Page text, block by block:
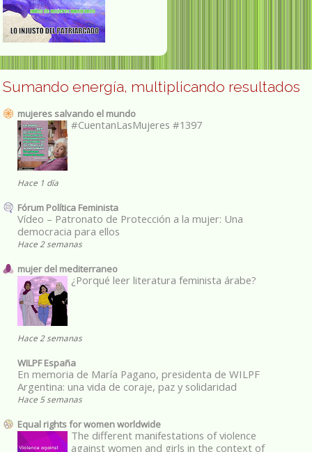
Sumando energía, multiplicando resultados
mujeres salvando el mundo
#CuentanLasMujeres #1397
Hace 1 día
Fórum Política Feminista
Vídeo – Patronato de Protección a la mujer: Una
democracia para ellos
Hace 2 semanas
mujer del mediterraneo
¿Porqué leer literatura feminista árabe?
Hace 2 semanas
WILPF España
En memoria de María Pagano, presidenta de WILPF
Argentina: una vida de coraje, paz y solidaridad
Hace 5 semanas
Equal rights for women worldwide
The different manifestations of violence
against women and girls in the context of